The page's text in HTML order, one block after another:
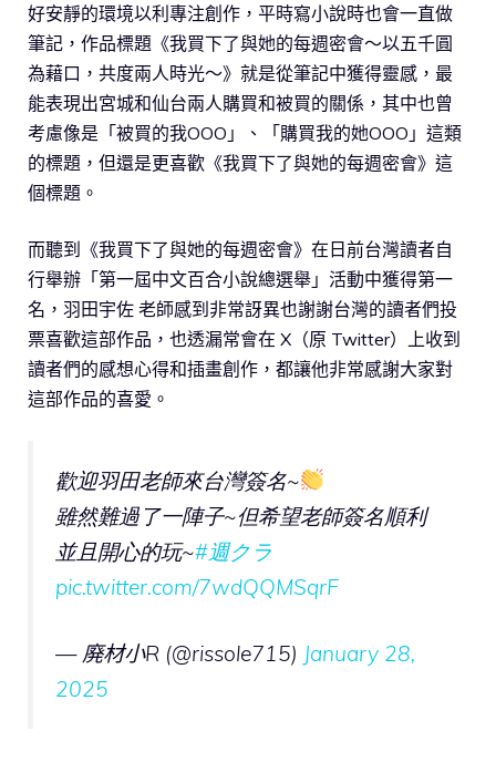
好安靜的環境以利專注創作，平時寫小說時也會一直做
筆記，作品標題《我買下了與她的每週密會～以五千圓
為藉口，共度兩人時光～》就是從筆記中獲得靈感，最
能表現出宮城和仙台兩人購買和被買的關係，其中也曾
考慮像是「被買的我OOO」、「購買我的她OOO」這類
的標題，但還是更喜歡《我買下了與她的每週密會》這
個標題。
而聽到《我買下了與她的每週密會》在日前台灣讀者自
行舉辦「第一屆中文百合小說總選舉」活動中獲得第一
名，羽田宇佐 老師感到非常訝異也謝謝台灣的讀者們投
票喜歡這部作品，也透漏常會在 X（原 Twitter）上收到
讀者們的感想心得和插畫創作，都讓他非常感謝大家對
這部作品的喜愛。
歡迎羽田老師來台灣簽名~
雖然難過了一陣子~但希望老師簽名順利
並且開心的玩~#週クラ
pic.twitter.com/7wdQQMSqrF
— 廃材小R (@rissole715) January 28,
2025